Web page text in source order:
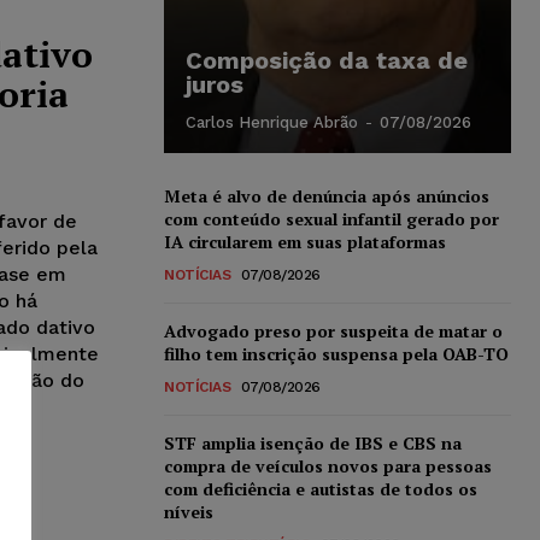
de
pela
em
há
dativo
do
Composição da taxa de
juros
Carlos Henrique Abrão - 07/08/2026
Meta é alvo de denúncia após anúncios
com conteúdo sexual infantil gerado por
IA circularem em suas plataformas
NOTÍCIAS 07/08/2026
Advogado preso por suspeita de matar o
filho tem inscrição suspensa pela OAB-TO
NOTÍCIAS 07/08/2026
STF amplia isenção de IBS e CBS na
compra de veículos novos para pessoas
com deficiência e autistas de todos os
níveis